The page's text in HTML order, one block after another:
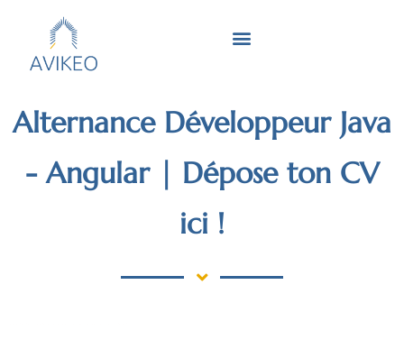
Alternance Développeur Java
- Angular | Dépose ton CV
ici !